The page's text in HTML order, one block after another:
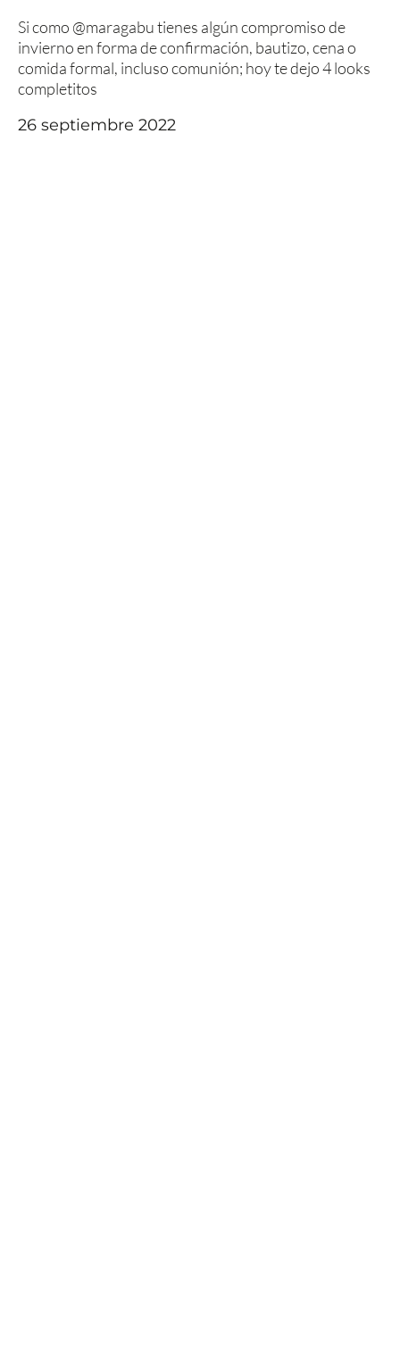
Si como @maragabu tienes algún compromiso de
invierno en forma de confirmación, bautizo, cena o
comida formal, incluso comunión; hoy te dejo 4 looks
completitos
26 septiembre 2022